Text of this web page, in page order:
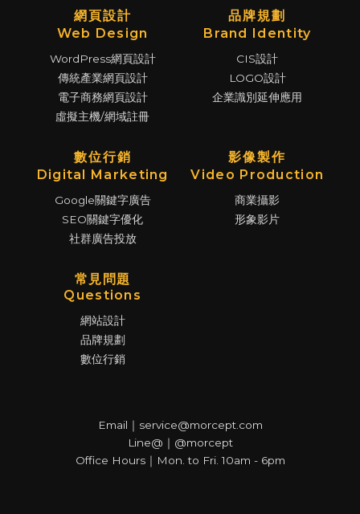
網頁設計
Web Design
WordPress網頁設計
傳統產業網頁設計
電子商務網頁設計
虛擬主機/網域註冊
品牌規劃
Brand Identity
CIS設計
LOGO設計
企業識別延伸應用
數位行銷
Digital Marketing
Google關鍵字廣告
SEO關鍵字優化
社群廣告投放
影像製作
Video Production
商業攝影
形象影片
常見問題
Questions
網站設計
品牌規劃
數位行銷
Email｜service@morcept.com
Line@｜@morcept
Office Hours｜Mon. to Fri. 10am - 6pm